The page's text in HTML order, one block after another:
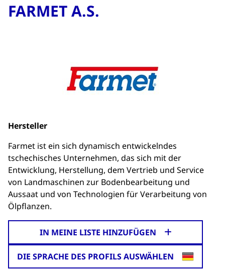
FARMET A.S.
Hersteller
Farmet ist ein sich dynamisch entwickelndes
tschechisches Unternehmen, das sich mit der
Entwicklung, Herstellung, dem Vertrieb und Service
von Landmaschinen zur Bodenbearbeitung und
Aussaat und von Technologien für Verarbeitung von
Ölpflanzen.
IN MEINE LISTE HINZUFÜGEN
DIE SPRACHE DES PROFILS AUSWÄHLEN